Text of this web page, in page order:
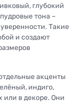
глубокий
тона –
Такие
и создают
акценты
индиго,
или в декоре. Они